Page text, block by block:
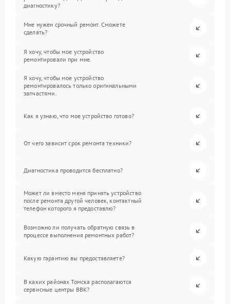
диагностику?
Мне нужен срочный ремонт. Сможете
сделать?
Я хочу, чтобы мое устройство
ремонтировали при мне.
Я хочу, чтобы мое устройство
ремонтировалось только оригинальными
запчастями.
Как я узнаю, что мое устройство готово?
От чего зависит срок ремонта техники?
Диагностика проводится бесплатно?
Может ли вместо меня принять устройство
после ремонта другой человек, контактный
телефон которого я предоставлю?
Возможно ли получать обратную связь в
процессе выполнения ремонтных работ?
Какую гарантию вы предоставляете?
В каких районах Томска располагаются
сервисные центры BBK?